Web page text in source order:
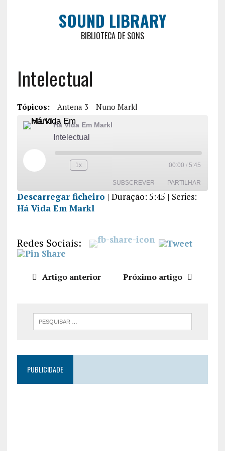
SOUND LIBRARY
BIBLIOTECA DE SONS
Intelectual
Tópicos: Antena 3 Nuno Markl
Há Vida Em Markl
Intelectual
1x 00:00 / 5:45
SUBSCREVER PARTILHAR
PARTILHA
INCORPO
RAR
Descarregar ficheiro | Duração: 5:45 | Series:
Há Vida Em Markl
Redes Sociais:
Artigo anterior Próximo artigo
PUBLICIDADE